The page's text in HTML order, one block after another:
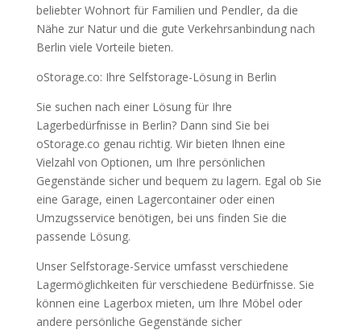
beliebter Wohnort für Familien und Pendler, da die
Nähe zur Natur und die gute Verkehrsanbindung nach
Berlin viele Vorteile bieten.
oStorage.co: Ihre Selfstorage-Lösung in Berlin
Sie suchen nach einer Lösung für Ihre
Lagerbedürfnisse in Berlin? Dann sind Sie bei
oStorage.co genau richtig. Wir bieten Ihnen eine
Vielzahl von Optionen, um Ihre persönlichen
Gegenstände sicher und bequem zu lagern. Egal ob Sie
eine Garage, einen Lagercontainer oder einen
Umzugsservice benötigen, bei uns finden Sie die
passende Lösung.
Unser Selfstorage-Service umfasst verschiedene
Lagermöglichkeiten für verschiedene Bedürfnisse. Sie
können eine Lagerbox mieten, um Ihre Möbel oder
andere persönliche Gegenstände sicher